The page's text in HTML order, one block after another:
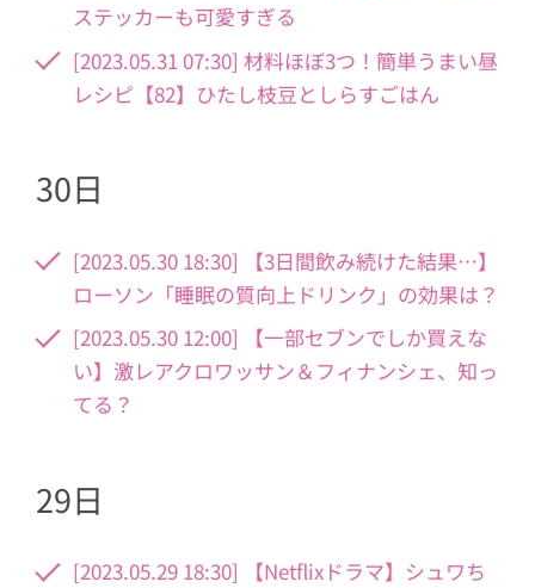
ステッカーも可愛すぎる
[2023.05.31 07:30] 材料ほぼ3つ！簡単うまい昼
レシピ【82】ひたし枝豆としらすごはん
30日
[2023.05.30 18:30] 【3日間飲み続けた結果…】
ローソン「睡眠の質向上ドリンク」の効果は？
[2023.05.30 12:00] 【一部セブンでしか買えな
い】激レアクロワッサン＆フィナンシェ、知っ
てる？
29日
[2023.05.29 18:30] 【Netflixドラマ】シュワち